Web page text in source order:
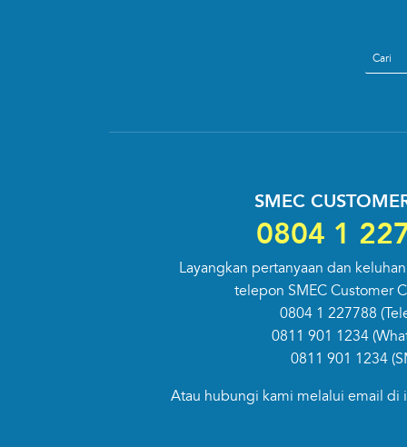
search
SMEC
0804 1
Layangkan pertanyaan dan
telepon SMEC Customer
0804 1 227788
0811 901 1234
0811 901 1234
Atau hubungi kami melalui email di